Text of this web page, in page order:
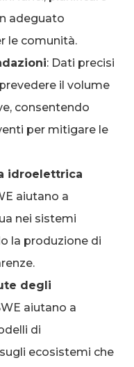
adeguato
le comunità.
: Dati precisi
il volume
consentendo
per mitigare le
idroelettrica
aiutano a
nei sistemi
la produzione di
degli
aiutano a
di
ecosistemi che